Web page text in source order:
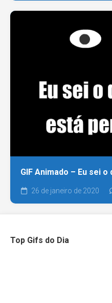
GIF Animado – Eu sei
26 de janeiro de 2020
Top Gifs do Dia